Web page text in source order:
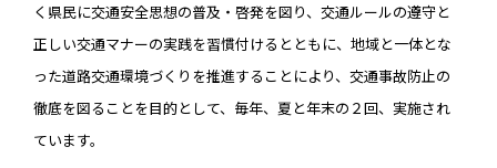
く県民に交通安全思想の普及・啓発を図り、交通ルールの遵守と
正しい交通マナーの実践を習慣付けるとともに、地域と一体とな
った道路交通環境づくりを推進することにより、交通事故防止の
徹底を図ることを目的として、毎年、夏と年末の２回、実施され
ています。